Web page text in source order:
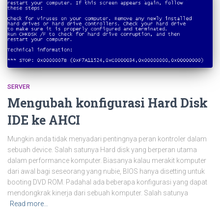
SERVER
Mengubah konfigurasi Hard Disk
IDE ke AHCI
Mungkin anda tidak menyadari pentingnya peran kontroler dalam
sebuah device. Salah satunya Hard disk yang berperan utama
dalam performance komputer. Biasanya kalau merakit komputer
dari awal bagi seseorang yang nubie, BIOS hanya disetting untuk
booting DVD ROM. Padahal ada beberapa konfigurasi yang dapat
mendongkrak kinerja dari sebuah komputer. Salah satunya
Read more…